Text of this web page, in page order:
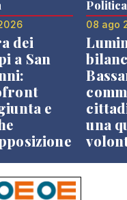
dei
a San
e
Politica
08 ago
una